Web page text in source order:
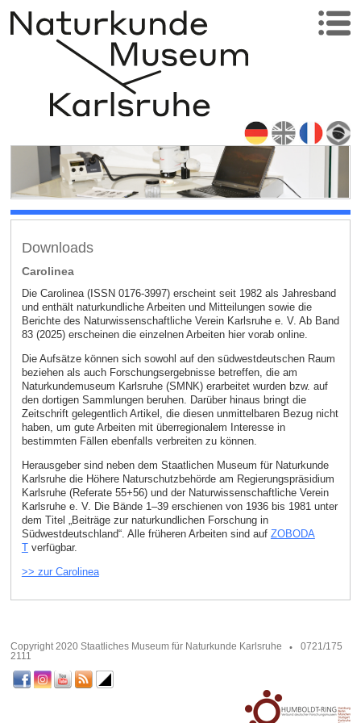
Downloads
Carolinea
Die Carolinea (ISSN 0176-3997) erscheint seit 1982 als Jahresband
und enthält naturkundliche Arbeiten und Mitteilungen sowie die
Berichte des Naturwissenschaftliche Verein Karlsruhe e. V. Ab Band
83 (2025) erscheinen die einzelnen Arbeiten hier vorab online.
Die Aufsätze können sich sowohl auf den südwestdeutschen Raum
beziehen als auch Forschungsergebnisse betreffen, die am
Naturkundemuseum Karlsruhe (SMNK) erarbeitet wurden bzw. auf
den dortigen Sammlungen beruhen. Darüber hinaus bringt die
Zeitschrift gelegentlich Artikel, die diesen unmittelbaren Bezug nicht
haben, um gute Arbeiten mit überregionalem Interesse in
bestimmten Fällen ebenfalls verbreiten zu können.
Herausgeber sind neben dem Staatlichen Museum für Naturkunde
Karlsruhe die Höhere Naturschutzbehörde am Regierungspräsidium
Karlsruhe (Referate 55+56) und der Naturwissenschaftliche Verein
Karlsruhe e. V. Die Bände 1–39 erschienen von 1936 bis 1981 unter
dem Titel „Beiträge zur naturkundlichen Forschung in
Südwestdeutschland“. Alle früheren Arbeiten sind auf ZOBODA
Tverfügbar.
>> zur Carolinea
Copyright 2020 Staatliches Museum für Naturkunde Karlsruhe
0721/175
2111